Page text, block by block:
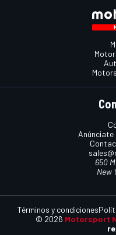
650
New
© 2026 Motorsport
Términos y condiciones